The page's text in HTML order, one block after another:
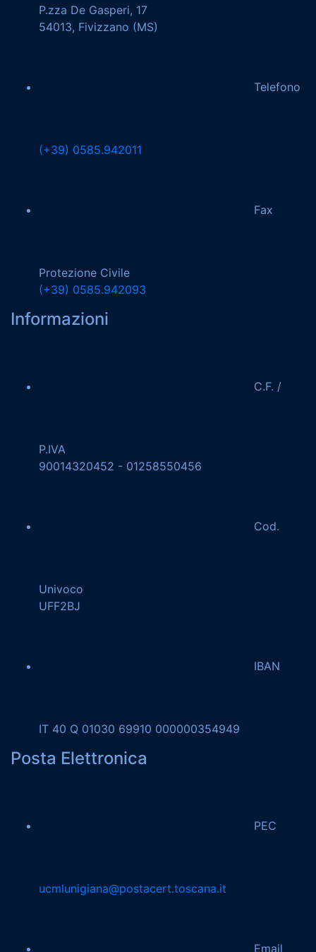
P.zza De Gasperi, 17
54013, Fivizzano (MS)
Telefono
(+39) 0585.942011
Fax
Protezione Civile
(+39) 0585.942093
Informazioni
C.F. /
P.IVA
90014320452 - 01258550456
Cod.
Univoco
UFF2BJ
IBAN
IT 40 Q 01030 69910 000000354949
Posta Elettronica
PEC
ucmlunigiana@postacert.toscana.it
Email